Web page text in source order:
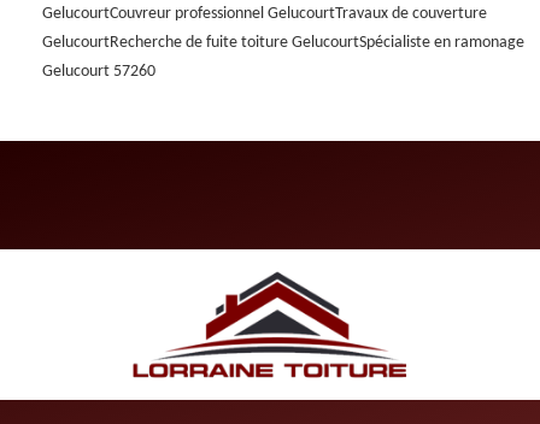
GelucourtCouvreur professionnel GelucourtTravaux de couverture
GelucourtRecherche de fuite toiture GelucourtSpécialiste en ramonage
Gelucourt 57260